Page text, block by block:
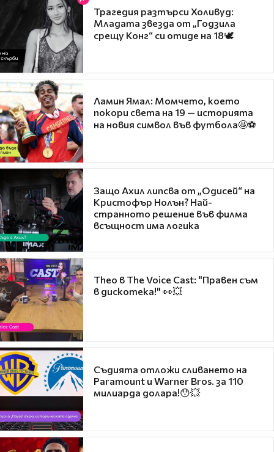
Трагедия разтърси Холивуд:
Младата звезда от „Годзила
срещу Конг“ си отиде на 18🕊️
Ламин Ямал: Момчето, което
покори света на 19 — историята
на новия символ във футбола🤩⚽
Защо Ахил липсва от „Одисей“ на
Кристофър Нолън? Най-
странното решение във филма
всъщност има логика
Theo в The Voice Cast: "Правен съм
в дискотека!" 👀💥
Съдията отложи сливането на
Paramount и Warner Bros. за 110
милиарда долара!😯💥